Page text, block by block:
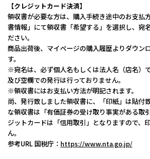
【クレジットカード決済】
領収書が必要な方は、購入手続き途中のお支払
書情報」にて領収書「希望する」を選択し、宛
ださい。
商品出荷後、マイページの購入履歴よりダウン
す。
※宛名は、必ず個人名もしくは法人名（店名）
及び空欄での発行は行っておりません。
※領収書にはお支払い方法が明記されます。
尚、発行致しました領収書に、「印紙」は貼付
な領収書は「有価証券の受け取り事実がある取
ジットカードは「信用取引」となりますので、
ん。
参考URL 国税庁： https://www.nta.go.jp/